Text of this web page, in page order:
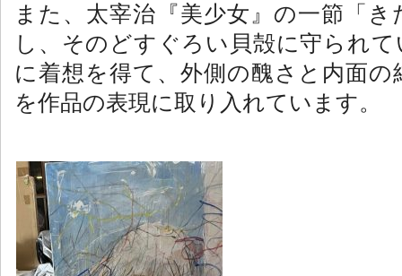
また、太宰治『美少女』の一節「
し、そのどすぐろい貝殻に守られ
に着想を得て、外側の醜さと内面
を作品の表現に取り入れています。